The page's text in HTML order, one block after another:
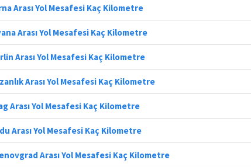
Arası Yol Mesafesi Kaç Kilometre
Arası Yol Mesafesi Kaç Kilometre
Arası Yol Mesafesi Kaç Kilometre
Arası Yol Mesafesi Kaç Kilometre
Arası Yol Mesafesi Kaç Kilometre
Arası Yol Mesafesi Kaç Kilometre
Arası Yol Mesafesi Kaç Kilometre